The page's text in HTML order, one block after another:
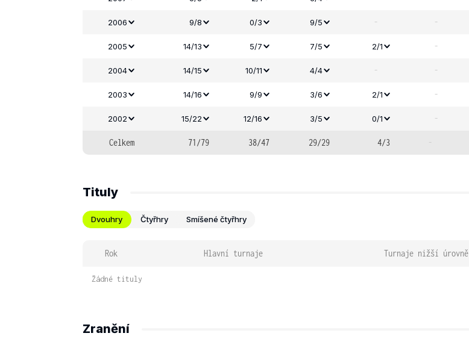
2006 9/8 0/3 9/5 - -
2005 14/13 5/7 7/5 2/1 -
2004 14/15 10/11 4/4 - -
2003 14/16 9/9 3/6 2/1 -
2002 15/22 12/16 3/5 0/1 -
Celkem 71/79 38/47 29/29 4/3 -
Tituly
Dvouhry Čtyřhry Smíšené čtyřhry
Rok Hlavní turnaje Turnaje nižší úrovně
Žádné tituly
Zranění